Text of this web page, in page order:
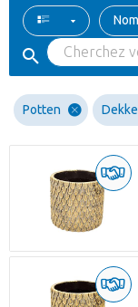
Potten